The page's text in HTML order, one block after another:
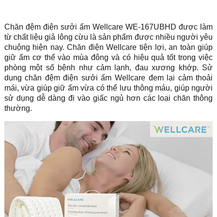
Chăn đệm điện sưởi ấm Wellcare WE-167UBHD được làm
từ chất liệu giả lông cừu là sản phẩm được nhiều người yêu
chuộng hiện nay. Chăn điện Wellcare tiện lợi, an toàn giúp
giữ ấm cơ thể vào mùa đông và có hiệu quả tốt trong việc
phòng một số bệnh như cảm lạnh, đau xương khớp. Sử
dụng chăn đệm điện sưởi ấm Wellcare đem lại cảm thoải
mái, vừa giúp giữ ấm vừa có thể lưu thông máu, giúp người
sử dụng dễ dàng đi vào giấc ngủ hơn các loại chăn thông
thường.